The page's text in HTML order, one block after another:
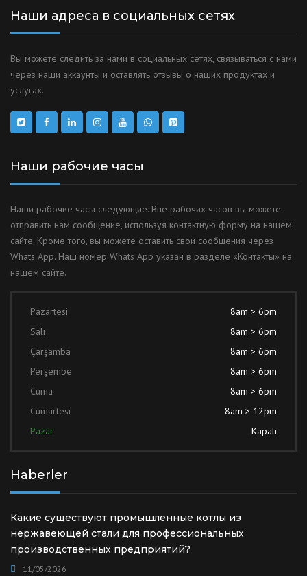
Наши адреса в социальных сетях
Вы можете следить за нами в социальных сетях, связываться с нами
через наши аккаунты и оставлять отзывы о наших продуктах и
услугах.
Наши рабочие часы
Наши рабочие часы следующие. Вне рабочих часов вы можете
отправить нам сообщение, используя контактную форму на нашем
сайте. Кроме того, вы можете оставить свои сообщения через
Whats App. Наш номер Whats App указан в разделе «Контакты» на
нашем сайте.
Pazartesi
8am > 6pm
Salı
8am > 6pm
Çarşamba
8am > 6pm
Perşembe
8am > 6pm
Cuma
8am > 6pm
Cumartesi
8am > 12pm
Pazar
Kapalı
Haberler
Какие существуют промышленные котлы из
нержавеющей стали для профессиональных
производственных предприятий?
11/05/2026